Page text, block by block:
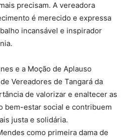
precisam. A vereadora
é merecido e expressa
incansável e inspirador
e a Moção de Aplauso
Vereadores de Tangará da
de valorizar e enaltecer as
bem-estar social e contribuem
justa e solidária.
como primeira dama de